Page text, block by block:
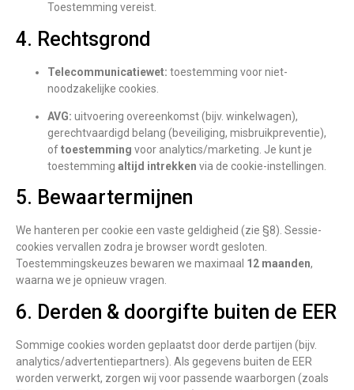
Toestemming vereist.
4. Rechtsgrond
Telecommunicatiewet: toestemming voor niet-
noodzakelijke cookies.
AVG: uitvoering overeenkomst (bijv. winkelwagen),
gerechtvaardigd belang (beveiliging, misbruikpreventie),
oftoestemming voor analytics/marketing. Je kunt je
toestemming altijd intrekken via de cookie-instellingen.
5. Bewaartermijnen
We hanteren per cookie een vaste geldigheid (zie §8). Sessie-
cookies vervallen zodra je browser wordt gesloten.
Toestemmingskeuzes bewaren we maximaal 12 maanden,
waarna we je opnieuw vragen.
6. Derden & doorgifte buiten de EER
Sommige cookies worden geplaatst door derde partijen (bijv.
analytics/advertentiepartners). Als gegevens buiten de EER
worden verwerkt, zorgen wij voor passende waarborgen (zoals